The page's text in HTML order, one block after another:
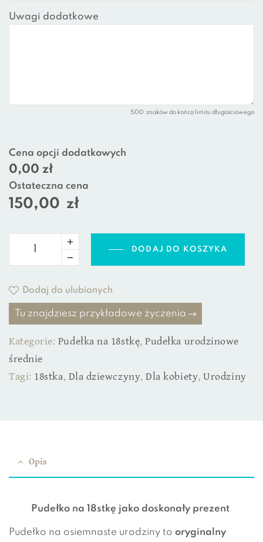
Uwagi dodatkowe
500 znaków do końca limitu długościowego
Cena opcji dodatkowych
0,00 zł
Ostateczna cena
150,00 zł
DODAJ DO KOSZYKA
Dodaj do ulubionych
Tu znajdziesz przykładowe życzenia
Kategorie: Pudełka na 18stkę,Pudełka urodzinowe
średnie
Tagi: 18stka, Dla dziewczyny,Dla kobiety,Urodziny
Opis
Pudełko na 18stkę jako doskonały prezent
Pudełko na osiemnaste urodziny to oryginalny